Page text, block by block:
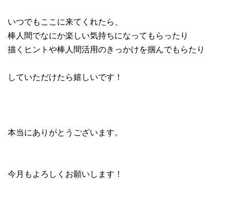
いつでもここに来てくれたら、
棒人間でなにか楽しい気持ちになってもらったり
描くヒントや棒人間活用のきっかけを掴んでもらたり
していただけたら嬉しいです！
本当にありがとうございます。
今月もよろしくお願いします！